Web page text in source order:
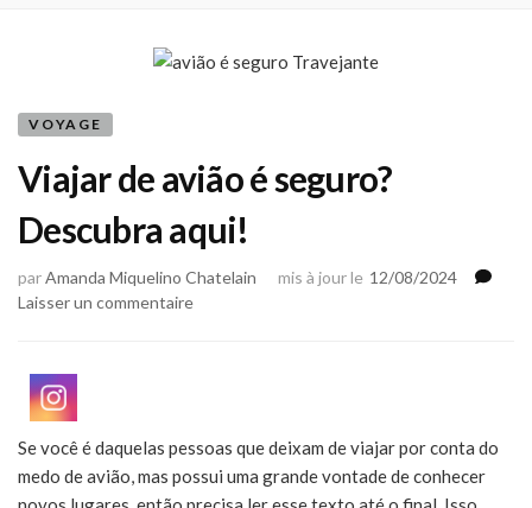
VOYAGE
Viajar de avião é seguro?
Descubra aqui!
parAmanda Miquelino Chatelain mis à jour le 12/08/2024
Laisser un commentairesur
Descubra
aqui!
Se você é daquelas pessoas que deixam de viajar por conta do
medo de avião, mas possui uma grande vontade de conhecer